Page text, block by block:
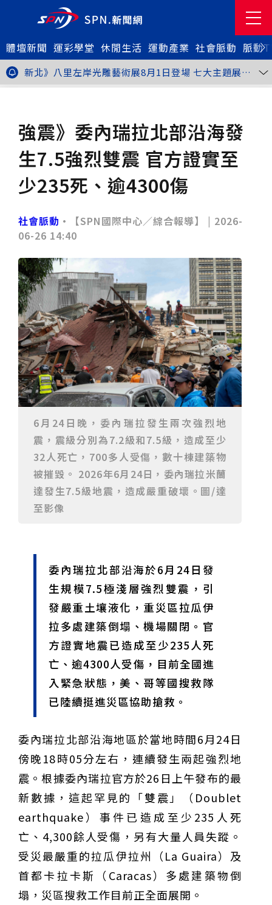
體壇新聞 運彩學堂 休閒生活 運動產業 社會脈動 脈動
金牌搖籃驚傳「球荒」！江啟臣偕運彩公會挺萬和國
中，捐贈 1800 顆羽球助小將 4 月全中運奪金
台中》15分鐘的診療，13年的堅持！ 中山醫大牙醫系
跨海義診13年
新北》八里左岸光雕藝術展8月1日登場 七大主題展區
打造夏夜光影盛宴
台中》中聯油脂案釀全民恐慌 議員張芬郁質詢轟食安稽
適圈」祕笈
台中》食安風暴擴大 中彰投苗縣市長參選人提「食安聯
防治理平台」等3主張
台中》中山醫大攜手新創登陸亞洲生技展 發表「微奈米
眼用鏡片」等13項臨床研發技術
高雄》啟用近30年迎來外觀與結構重塑 高雄旗津輪渡
站改造完工啟用
縮短藥效等待期！中山附醫引進速效抗憂鬱鼻噴劑 24
小時內見效、助重症患者重返社會
台北》首創水資源循環教育園區 民生水資再生廠環教館
正式啟用
專題人物》我不是會長，是歐巴桑！」穆閩珠自掏腰包
台中》中捷聯名VTuber活動告捷 首5日運量增24%周
邊營收破250萬
台中》看好綠美圖 大巨蛋商機！星享道攜手萬豪 打造
23名、全台醫學大學第3名
桃園市籌備115年全民運動會 體育局：預計9月前完成
重要前置作業
2026年金星最佳觀賞期將至 週五日落後仰角達全年最
高
台中》中山醫大響應「30+大學計畫」 推出餐飲經營與
高齡照護學分專班
三星伴月聯手金星近鬼宿星團 端午連假西方低空上演天
文秀
台中》端午節前勞累驚覺單側無力 攤商「亞急性腦出
血」醫籲三徵兆速就醫
台中》跨越萬里深耕20年 中山附醫協助吐瓦魯建置首
套急診檢傷系統
世足》姆巴佩梅開二度破隊史紀錄 法國3比1擊敗塞內
加爾奪世界盃開門紅
搶攻端午連假人潮 臺北天文館推銀河特展與免費劇場搶
客
台中》萬豐國小奪少棒全國冠軍 赴美參賽盼各界正視
500萬經費缺口
蕭美琴視察帛琉Malakal島開發計畫 盼深化台帛水產與
醫療合作
婦人眼角冒水皰確診帶狀皰疹 臺中醫院跨科即時診治化
解失明與腦炎危機
參山處「梨山原民歌舞與工藝體驗」6月登場 結合永續
觀光推深度部落旅遊
台中》中央挹注逾8成！蔡其昌爭取4980萬 翻新清水五
權路道路與人行步道
智慧科技解救護士的腿！中山醫大與仁寶攜手「送藥機
器人」月省醫護120公里步程
台北》污水廠變身都市綠洲！內湖運動公園全新戲水區
盛大開放 智慧預約環教體驗
嘉義》搶攻端午親子商機！嘉義縣推「沉浸式角色扮
演」 邀學童化身小海盜、建築職人全台放電
阿里山精品咖啡香 成為端午與暑假深度旅遊新亮點
臺中甩「六都第一胖」稱號！「2026台中星燃計畫」啟
動 祭150萬獎金邀市民健康減重
跨界解密「健康一體」 科博館、國衛院特展登場 手機
化身探險工具自主解謎
活潑親切打破失智框架！日王牌業務丹野智文抗病13
甲 萬人爭躦轎底響徹夜空
MLB》鄧愷威6局飆6K完封小熊奪第3勝！宰制力複製
「王建民建仔旋風」引爆世代傳承鐵觀音節政大登場 結合大文山友善食農與地方創生
臺德技職教育深層對話！德國Walther Rathenau師生
造訪大安高工 體驗端午文化與前瞻工業實作
迎端午、抗酷暑！臺中盛夏水域系列活動本周六起兩地
課堂搬到菜市場！北市13校「游於藝」成果展 導覽小
尖兵用藝術「說」出千年風俗
20年淬鍊！貓空纜車運量突破4,000萬人次 「天空綠
洲」成國際打卡新地標
熊鷹羽毛與保育的兩難！金甌女中師生齊聚《飛吧！熊
鷹》特映會 深化原民文化與生態永續教育
29件神級作品齊聚葫蘆墩！「藝馬登豐」2026台灣工
藝之家聯展震撼登場
跨越百年的生物觀測！科博館、成大《時空丈量師》特
展：讓典藏標本說出氣候變遷真相
睽違七年！精品郵輪「島嶼天空號」首航臺中港 參山處
攜手縣市熱情迎賓
金牌搖籃驚傳「球荒」！江啟臣偕運彩公會挺萬和國
中，捐贈 1800 顆羽球助小將 4 月全中運奪金
台中》15分鐘的診療，13年的堅持！ 中山醫大牙醫系
跨海義診13年
強震》委內瑞拉北部沿海發
生7.5強烈雙震 官方證實至
少235死、逾4300傷
社會脈動 •【SPN國際中心／綜合報導】 | 2026-
06-26 14:40
6月24日晚，委內瑞拉發生兩次強烈地
震，震級分別為7.2級和7.5級，造成至少
32人死亡，700多人受傷，數十棟建築物
被摧毀。 2026年6月24日，委內瑞拉米蘭
達發生7.5級地震，造成嚴重破壞。圖/達
至影像
委內瑞拉北部沿海於6月24日發
生規模7.5極淺層強烈雙震，引
發嚴重土壤液化，重災區拉瓜伊
拉多處建築倒塌、機場關閉。官
方證實地震已造成至少235人死
亡、逾4300人受傷，目前全國進
入緊急狀態，美、哥等國搜救隊
已陸續挺進災區協助搶救。
委內瑞拉北部沿海地區於當地時間6月24日
傍晚18時05分左右，連續發生兩起強烈地
震。根據委內瑞拉官方於26日上午發布的最
新數據，這起罕見的「雙震」（Doublet
earthquake）事件已造成至少235人死
亡、4,300餘人受傷，另有大量人員失蹤。
受災最嚴重的拉瓜伊拉州（La Guaira）及
首都卡拉卡斯（Caracas）多處建築物倒
塌，災區搜救工作目前正全面展開。